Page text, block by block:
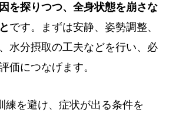
を探りつつ、全身状態を崩さな
です。まずは安静、姿勢調整、
水分摂取の工夫などを行い、必
価につなげます。
練を避け、症状が出る条件を